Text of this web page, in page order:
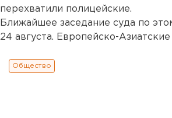
перехватили полицейские.
Ближайшее заседание суда по
24 августа. Европейско-
Общество